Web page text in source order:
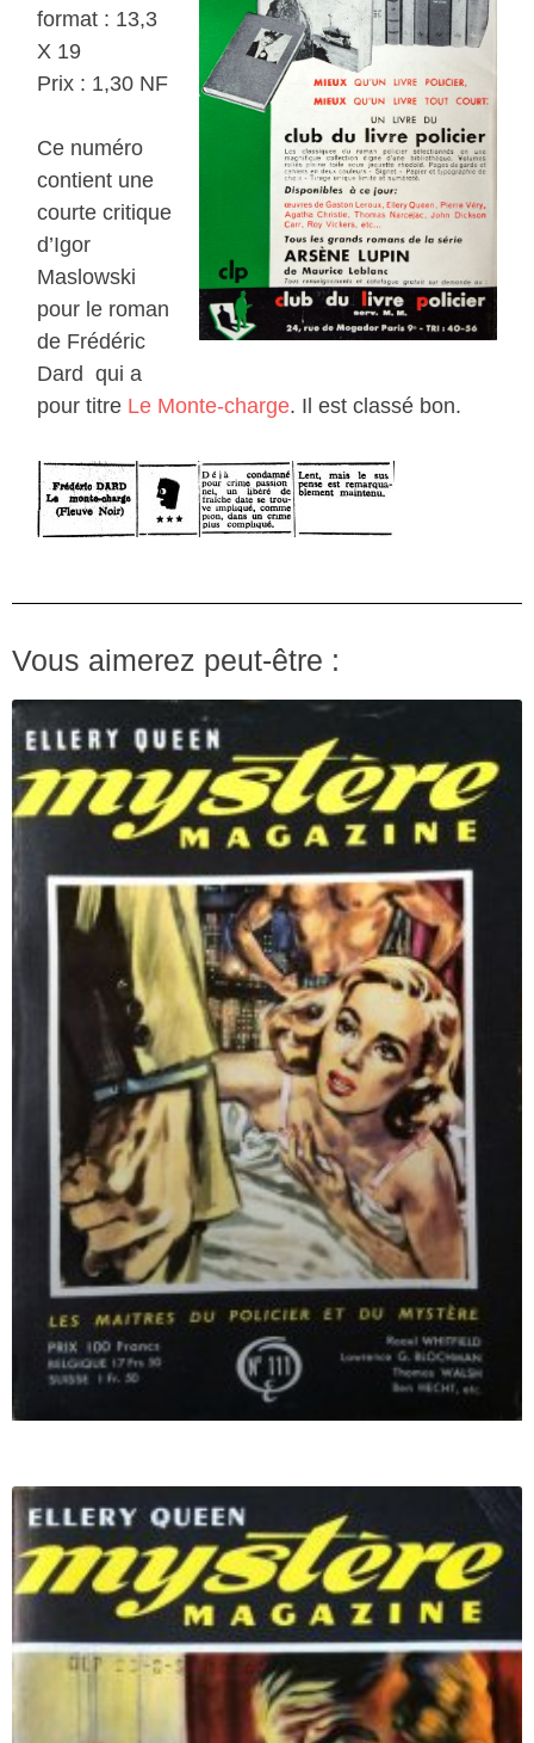
format : 13,3
X 19
Prix : 1,30 NF
Ce numéro
contient une
courte critique
d’Igor
Maslowski
pour le roman
de Frédéric
Dard qui a
pour titre Le Monte-charge. Il est classé bon.
Vous aimerez peut-être :